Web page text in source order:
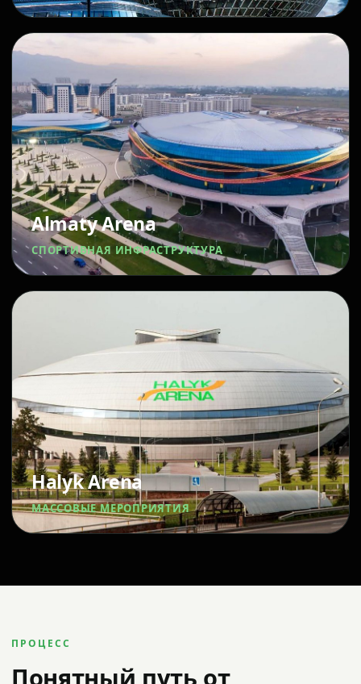
Almaty Arena
СПОРТИВНАЯ ИНФРАСТРУКТУРА
Halyk Arena
МАССОВЫЕ МЕРОПРИЯТИЯ
ПРОЦЕСС
Понятный путь от